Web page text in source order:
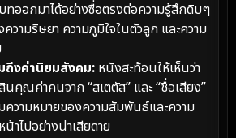
ออกมาได้อย่างซื่อตรงต่อความรู้สึกดิบๆ
วามริษยา ความภูมิใจในตัวลูก และความ
ถึงค่านิยมสังคม: หนังสะท้อนให้เห็นว่า
นคุณค่าคนจาก “สเตตัส” และ “ชื่อเสียง”
ความหมายของความสัมพันธ์และความ
าไปอย่างน่าเสียดาย